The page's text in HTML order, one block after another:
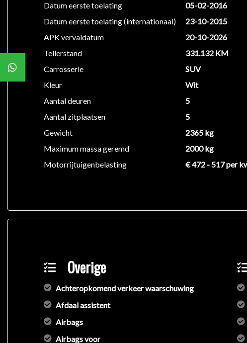
882Interieurdetectie
876Interieurverlichtingspakket
Lederen stuurwiel
840Privacy glas, zijruiten achter + achterruit
Hemel zwart bekleed
Schakelmogelijkheid aan stuurwiel
Sportstuur
Spraakbediening
Stuurwiel multifunctioneel
Exterieur:
RZS21 inch vijf-dubbelspaaks lichtmetalen AMG-velgen
Buitenspiegel(s) automatisch dimmend
900Chroompakket exterieur
875Ruitensproeierinstallatie
875Ruitensproeierinstallatie verwarmd
Ruitensproeiers verwarmbaar
611Verlichting: Uitstaplichten in de buitenspiegels
Datum eerste toelating
05-02-2016
Datum eerste toelating (internationaal)
23-10-2015
APK vervaldatum
20-10-2026
Tellerstand
331.132 KM
Carrosserie
SUV
Kleur
Wit
Aantal deuren
5
Aantal zitplaatsen
5
Gewicht
2365 kg
Maximum massa geremd
2000 kg
Motorrijtuigenbelasting
€ 472 - 517 per
Overige
Achteropkomend verkeer waarschuwing
Afdaal assistent
Airbags
Airbags voor